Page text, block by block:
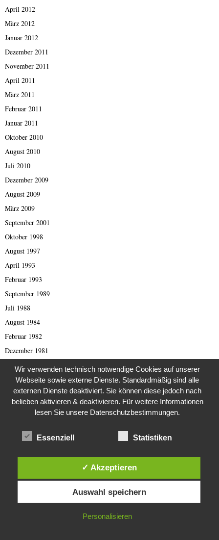
April 2012
März 2012
Januar 2012
Dezember 2011
November 2011
April 2011
März 2011
Februar 2011
Januar 2011
Oktober 2010
August 2010
Juli 2010
Dezember 2009
August 2009
März 2009
September 2001
Oktober 1998
August 1997
April 1993
Februar 1993
September 1989
Juli 1988
August 1984
Februar 1982
Dezember 1981
August 1980
KATEGORIEN
1970erJahre
2000er Jahre
419 er Scam (deutsch)
Diese Website verwendet Cookies. Durch die weitere Nutzung dieser
Website stimmst du der Verwendung von Cookies zu.
IN ORDNUNG
Wir verwenden technisch notwendige Cookies auf unserer
Webseite sowie externe Dienste. Standardmäßig sind alle
externen Dienste deaktiviert. Sie können diese jedoch nach
belieben aktivieren & deaktivieren. Für weitere Informationen
lesen Sie unsere Datenschutzbestimmungen.
Essenziell Statistiken
✓ Akzeptieren
Auswahl speichern
Personalisieren